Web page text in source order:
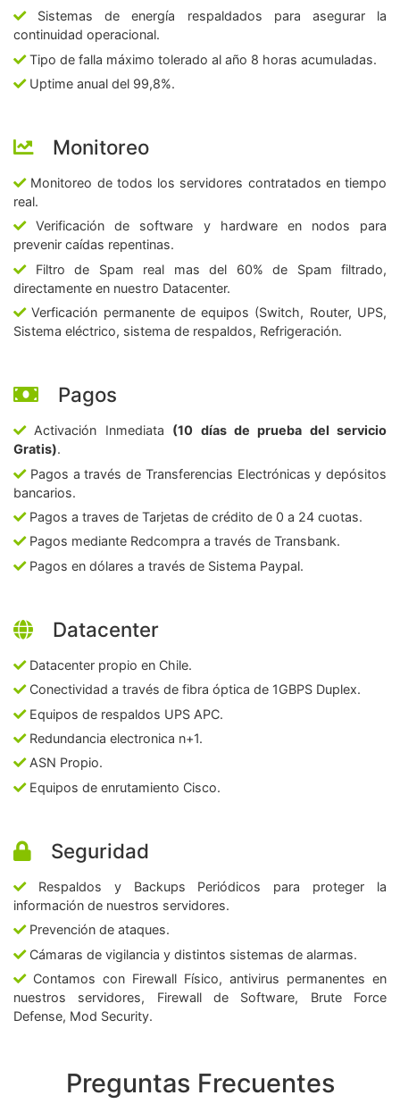
Sistemas de energía respaldados para asegurar la
continuidad operacional.
Tipo de falla máximo tolerado al año 8 horas acumuladas.
Uptime anual del 99,8%.
Monitoreo
Monitoreo de todos los servidores contratados en tiempo
real.
Verificación de software y hardware en nodos para
prevenir caídas repentinas.
Filtro de Spam real mas del 60% de Spam filtrado,
directamente en nuestro Datacenter.
Verficación permanente de equipos (Switch, Router, UPS,
Sistema eléctrico, sistema de respaldos, Refrigeración.
Pagos
Activación Inmediata (10 días de prueba del servicio
Gratis).
Pagos a través de Transferencias Electrónicas y depósitos
bancarios.
Pagos a traves de Tarjetas de crédito de 0 a 24 cuotas.
Pagos mediante Redcompra a través de Transbank.
Pagos en dólares a través de Sistema Paypal.
Datacenter
Datacenter propio en Chile.
Conectividad a través de fibra óptica de 1GBPS Duplex.
Equipos de respaldos UPS APC.
Redundancia electronica n+1.
ASN Propio.
Equipos de enrutamiento Cisco.
Seguridad
Respaldos y Backups Periódicos para proteger la
información de nuestros servidores.
Prevención de ataques.
Cámaras de vigilancia y distintos sistemas de alarmas.
Contamos con Firewall Físico, antivirus permanentes en
nuestros servidores, Firewall de Software, Brute Force
Defense, Mod Security.
Preguntas Frecuentes